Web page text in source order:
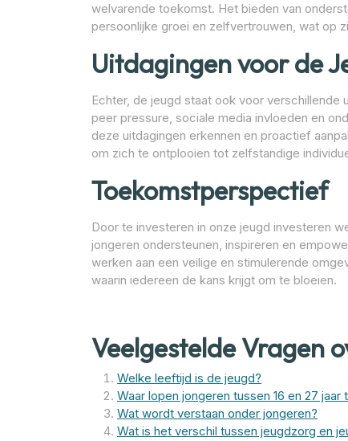
welvarende toekomst. Het bieden van
persoonlijke groei en zelfvertrouwen, wat op
Uitdagingen voor de
Echter, de jeugd staat ook voor verschillende
peer pressure, sociale media invloeden en
deze uitdagingen erkennen en proactief
om zich te ontplooien tot zelfstandige
Toekomstperspectief
Door te investeren in onze jeugd investeren
jongeren ondersteunen, inspireren en
werken aan een veilige en stimulerende
waarin iedereen de kans krijgt om te bloeien.
Veelgestelde Vragen
Welke leeftijd is de jeugd?
Waar lopen jongeren tussen 16 en 27 jaar
Wat wordt verstaan onder jongeren?
Wat is het verschil tussen jeugdzorg en